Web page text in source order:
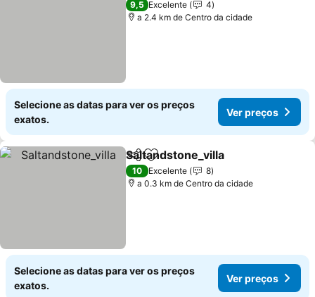
9,5 Excelente
4
a 2.4 km de Centro da cidade
Selecione as datas para ver os preços
exatos.
Ver preços
PartilharAdicionar aos favoritos
Saltandstone_villa
10 Excelente
8
a 0.3 km de Centro da cidade
Selecione as datas para ver os preços
exatos.
Ver preços